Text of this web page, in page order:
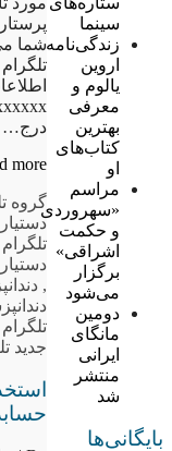
سینما
زندگی‌نامه
اروین
یالوم و
معرفی
بهترین
کتاب‌های
او
مراسم
«سهروردی
و حکمت
اشراقی»
برگزار
می‌شود
دومین
مانگای
ایرانی
منتشر
شد
بایگانی‌ها
شما
درج…
more »
گروه
دستیار
تلگرام
,
تلگرام
جدید